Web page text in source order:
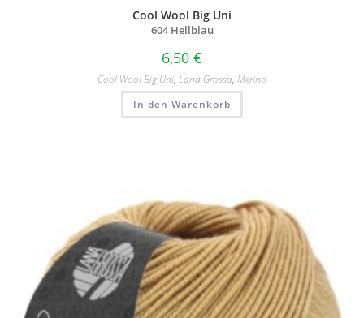
Cool Wool Big Uni
604 Hellblau
6,50 €
Cool Wool Big Uni, Lana Grossa, Merino
In den Warenkorb